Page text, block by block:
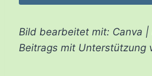
Bild bearbeitet mit: Canva |
Beitrags mit Unterstützung